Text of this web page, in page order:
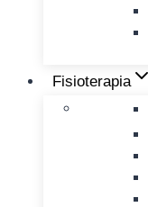
Fisioterapia